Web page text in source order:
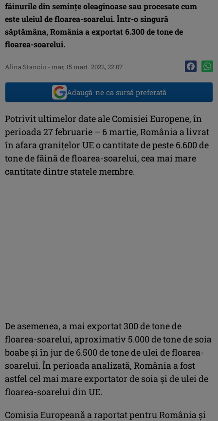
făinurile din semințe oleaginoase sau procesate cum
este uleiul de floarea-soarelui. Într-o singură
săptămâna, România a exportat 6.300 de tone de
floarea-soarelui.
Alina Stanciu - mar, 15 mart. 2022, 22:07
Adaugă-ne ca sursă preferată
Potrivit ultimelor date ale Comisiei Europene, în
perioada 27 februarie – 6 martie, România a livrat
în afara granițelor UE o cantitate de peste 6.600 de
tone de făină de floarea-soarelui, cea mai mare
cantitate dintre statele membre.
De asemenea, a mai exportat 300 de tone de
floarea-soarelui, aproximativ 5.000 de tone de soia
boabe și în jur de 6.500 de tone de ulei de floarea-
soarelui. În perioada analizată, România a fost
astfel cel mai mare exportator de soia și de ulei de
floarea-soarelui din UE.
Comisia Europeană a raportat pentru România și